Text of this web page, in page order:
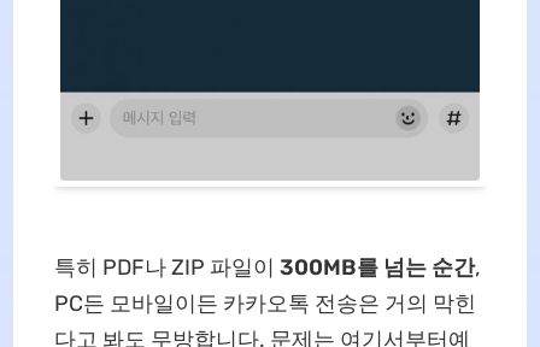
특히 PDF나 ZIP 파일이 300MB를 넘는 순간,
PC든 모바일이든 카카오톡 전송은 거의 막힌
다고 봐도 무방합니다. 문제는 여기서부터예